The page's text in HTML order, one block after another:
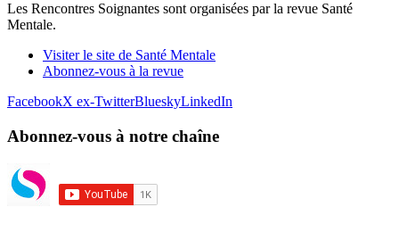
Les Rencontres Soignantes sont organisées par la revue Santé
Mentale.
Visiter le site de Santé Mentale
Abonnez-vous à la revue
FacebookX ex-TwitterBlueskyLinkedIn
Abonnez-vous à notre chaîne